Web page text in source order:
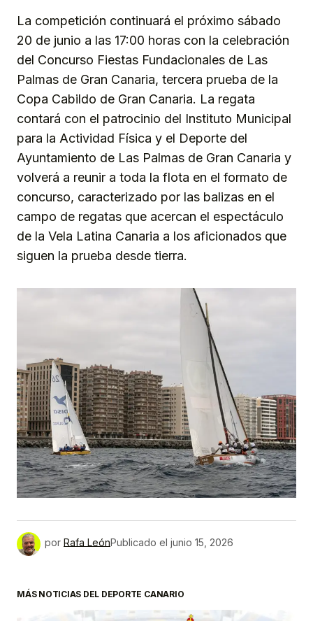
La competición continuará el próximo sábado
20 de junio a las 17:00 horas con la celebración
del Concurso Fiestas Fundacionales de Las
Palmas de Gran Canaria, tercera prueba de la
Copa Cabildo de Gran Canaria. La regata
contará con el patrocinio del Instituto Municipal
para la Actividad Física y el Deporte del
Ayuntamiento de Las Palmas de Gran Canaria y
volverá a reunir a toda la flota en el formato de
concurso, caracterizado por las balizas en el
campo de regatas que acercan el espectáculo
de la Vela Latina Canaria a los aficionados que
siguen la prueba desde tierra.
por Rafa LeónPublicado el junio 15, 2026
MÁS NOTICIAS DEL DEPORTE CANARIO